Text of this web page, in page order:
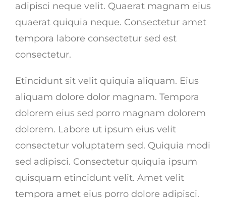
adipisci neque velit. Quaerat magnam eius
quaerat quiquia neque. Consectetur amet
tempora labore consectetur sed est
consectetur.
Etincidunt sit velit quiquia aliquam. Eius
aliquam dolore dolor magnam. Tempora
dolorem eius sed porro magnam dolorem
dolorem. Labore ut ipsum eius velit
consectetur voluptatem sed. Quiquia modi
sed adipisci. Consectetur quiquia ipsum
quisquam etincidunt velit. Amet velit
tempora amet eius porro dolore adipisci.